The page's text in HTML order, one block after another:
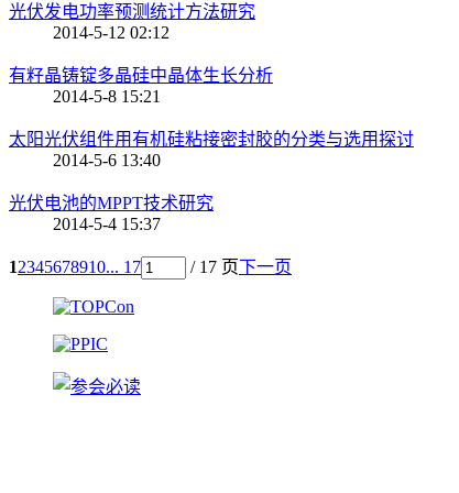
光伏发电功率预测统计方法研究
2014-5-12 02:12
有籽晶铸锭多晶硅中晶体生长分析
2014-5-8 15:21
太阳光伏组件用有机硅粘接密封胶的分类与选用探讨
2014-5-6 13:40
光伏电池的MPPT技术研究
2014-5-4 15:37
12345678910... 17 / 17 页下一页